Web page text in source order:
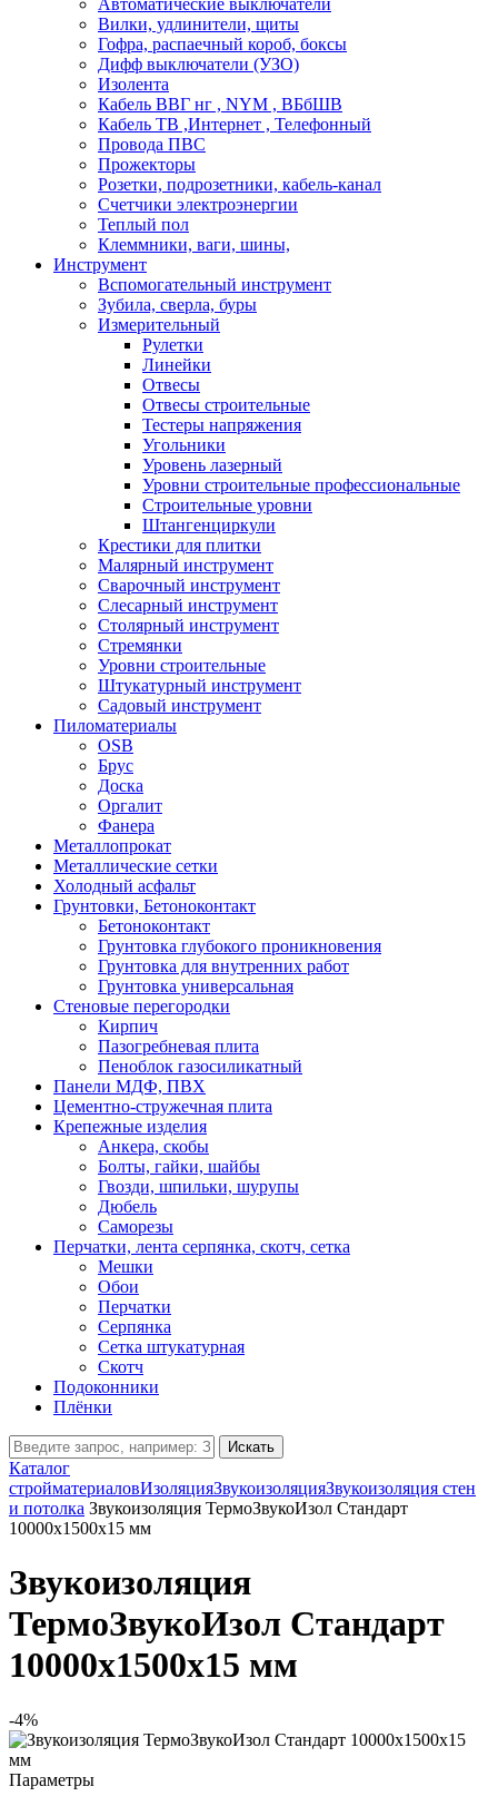
Вилки, удлинители, щиты
Гофра, распаечный короб, боксы
Дифф выключатели (УЗО)
Изолента
Кабель ВВГ нг , NYM , ВБбШВ
Кабель ТВ ,Интернет , Телефонный
Провода ПВС
Прожекторы
Розетки, подрозетники, кабель-канал
Счетчики электроэнергии
Теплый пол
Клеммники, ваги, шины,
Инструмент
Вспомогательный инструмент
Зубила, сверла, буры
Измерительный
Рулетки
Линейки
Отвесы
Отвесы строительные
Тестеры напряжения
Угольники
Уровень лазерный
Уровни строительные профессиональные
Строительные уровни
Штангенциркули
Крестики для плитки
Малярный инструмент
Сварочный инструмент
Слесарный инструмент
Столярный инструмент
Стремянки
Уровни строительные
Штукатурный инструмент
Садовый инструмент
Пиломатериалы
OSB
Брус
Доска
Оргалит
Фанера
Металлопрокат
Металлические сетки
Холодный асфальт
Грунтовки, Бетоноконтакт
Бетоноконтакт
Грунтовка глубокого проникновения
Грунтовка для внутренних работ
Грунтовка универсальная
Стеновые перегородки
Кирпич
Пазогребневая плита
Пеноблок газосиликатный
Панели МДФ, ПВХ
Цементно-стружечная плита
Крепежные изделия
Анкера, скобы
Болты, гайки, шайбы
Гвозди, шпильки, шурупы
Дюбель
Саморезы
Перчатки, лента серпянка, скотч, сетка
Мешки
Обои
Перчатки
Серпянка
Сетка штукатурная
Скотч
Подоконники
Плёнки
Искать
Каталог
стройматериаловИзоляцияЗвукоизоляцияЗвукоизоляция стен
и потолка Звукоизоляция ТермоЗвукоИзол Стандарт
10000х1500х15 мм
Звукоизоляция
ТермоЗвукоИзол Стандарт
10000х1500х15 мм
-4%
Параметры